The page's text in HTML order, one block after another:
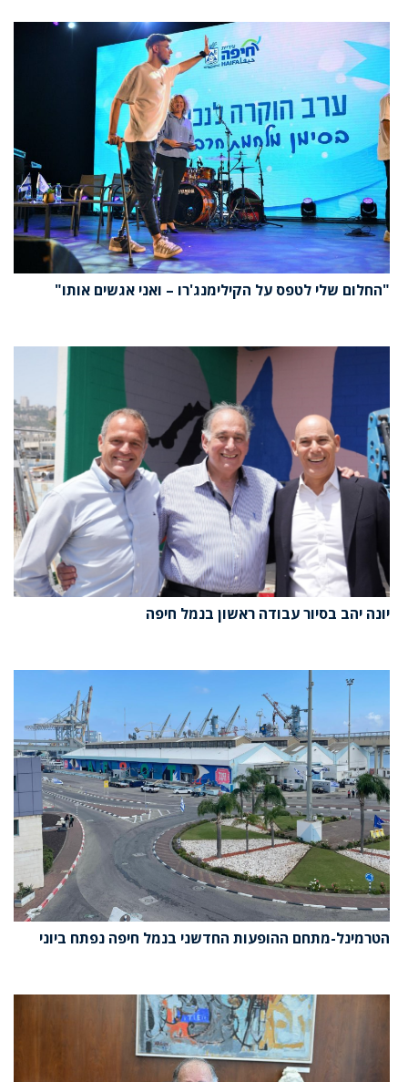
"החלום שלי לטפס על הקילימנג'רו – ואני אגשים אותו"
יונה יהב בסיור עבודה ראשון בנמל חיפה
הטרמינל-מתחם ההופעות החדשני בנמל חיפה נפתח ביוני